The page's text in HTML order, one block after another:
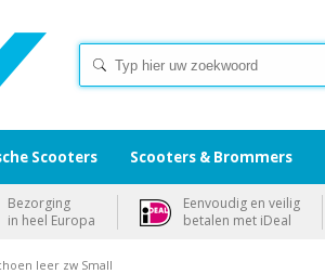
leer zw Small
Scooters Scooters & Brommers
Bezorging
in heel Europa
Eenvoudig en veilig
betalen met iDeal